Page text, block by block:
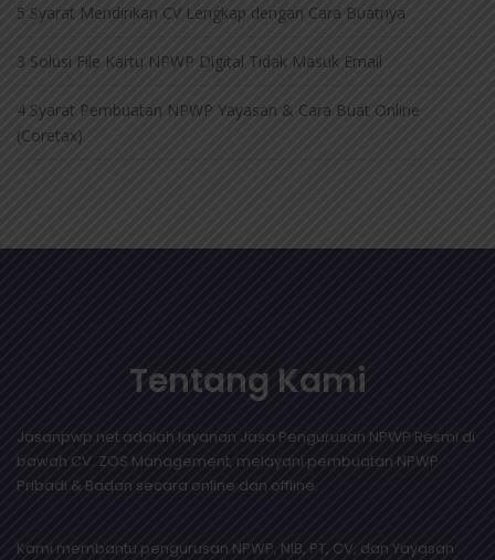
5 Syarat Mendirikan CV Lengkap dengan Cara Buatnya
3 Solusi File Kartu NPWP Digital Tidak Masuk Email
4 Syarat Pembuatan NPWP Yayasan & Cara Buat Online
(Coretax)
Tentang Kami
Jasanpwp.net adalah layanan Jasa Pengurusan NPWP Resmi di
bawah CV. ZOS Management, melayani pembuatan NPWP
Pribadi & Badan secara online dan offline.
Kami membantu pengurusan NPWP, NIB, PT, CV, dan Yayasan